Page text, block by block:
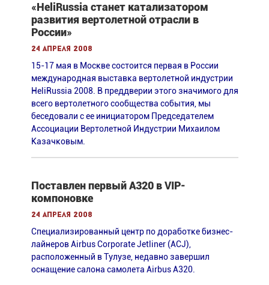
«HeliRussia станет катализатором
развития вертолетной отрасли в
России»
24 апреля 2008
15-17 мая в Москве состоится первая в России
международная выставка вертолетной индустрии
HeliRussia 2008. В преддверии этого значимого для
всего вертолетного сообщества события, мы
беседовали с ее инициатором Председателем
Ассоциации Вертолетной Индустрии Михаилом
Казачковым.
Поставлен первый А320 в VIP-
компоновке
24 апреля 2008
Специализированный центр по доработке бизнес-
лайнеров Airbus Corporate Jetliner (ACJ),
расположенный в Тулузе, недавно завершил
оснащение салона самолета Airbus А320.